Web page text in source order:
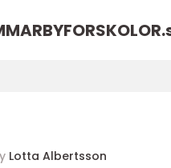
Lotta Albertsson